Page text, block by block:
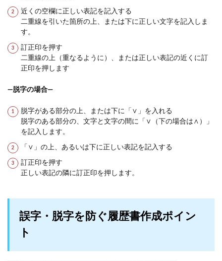
近くの空欄に正しい表記を記入する
二重線を引いた箇所の上、または下に正しい文字を記入しま
す。
訂正印を押す
二重線の上（重なるように）、または正しい表記の近くに訂
正印を押します
―脱字の場合―
脱字がある部分の上、または下に「∨」を入れる
脱字のある部分の、文字と文字の間に「∨（下の場合は∧）」
を記入します。
「∨」の上、あるいは下に正しい表記を記入する
訂正印を押す
正しい表記の隣に訂正印を押します。
誤字・脱字を防ぐ履歴書作成ポイン
ト